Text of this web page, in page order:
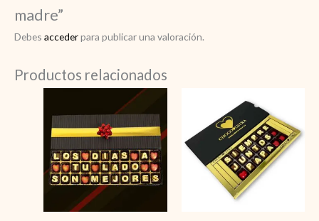
madre”
Debes accederpara publicar una valoración.
Productos relacionados